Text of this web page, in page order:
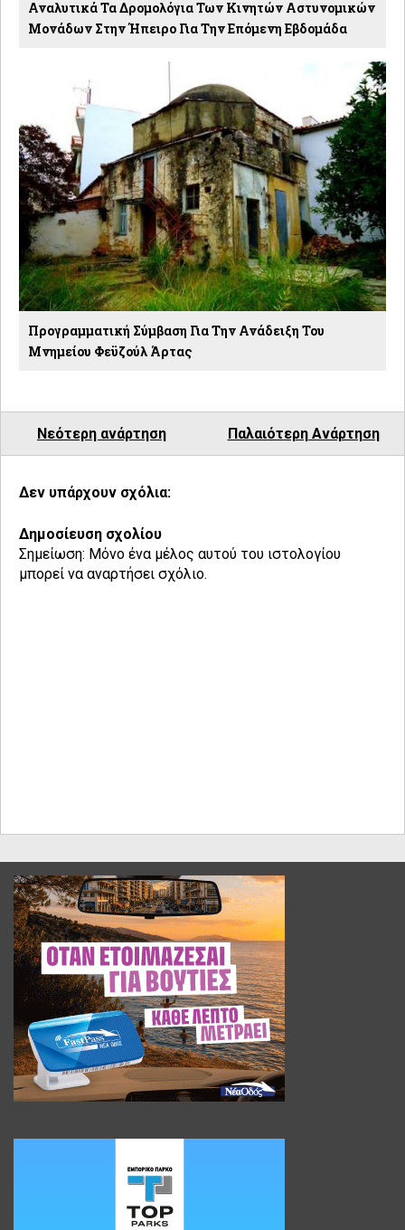
Αναλυτικά Τα Δρομολόγια Των Κινητών Αστυνομικών
Μονάδων Στην Ήπειρο Για Την Επόμενη Εβδομάδα
Προγραμματική Σύμβαση Για Την Ανάδειξη Του
Μνημείου Φεϋζούλ Άρτας
Νεότερη ανάρτηση Παλαιότερη Ανάρτηση
Δεν υπάρχουν σχόλια:
Δημοσίευση σχολίου
Σημείωση: Μόνο ένα μέλος αυτού του ιστολογίου
μπορεί να αναρτήσει σχόλιο.